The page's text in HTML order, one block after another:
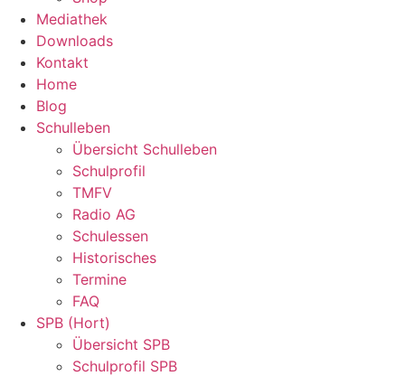
Mediathek
Downloads
Kontakt
Home
Blog
Schulleben
Übersicht Schulleben
Schulprofil
TMFV
Radio AG
Schulessen
Historisches
Termine
FAQ
SPB (Hort)
Übersicht SPB
Schulprofil SPB